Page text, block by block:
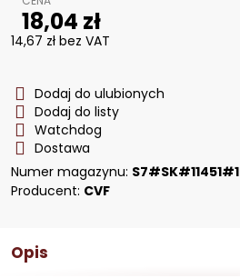
18,04 zł
14,67 zł bez VAT
Dodaj do ulubionych
Dodaj do listy
Watchdog
Dostawa
Numer magazynu: S7#SK#11451#1
Producent: CVF
Opis